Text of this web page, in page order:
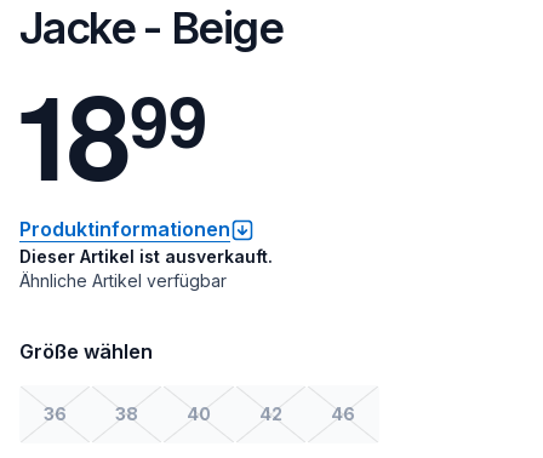
Jacke - Beige
1899
Produktinformationen
Dieser Artikel ist ausverkauft.
Ähnliche Artikel verfügbar
Größe wählen
36 38 40 42 46